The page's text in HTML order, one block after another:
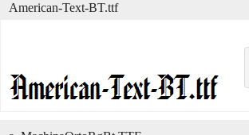
American-Text-BT.ttf